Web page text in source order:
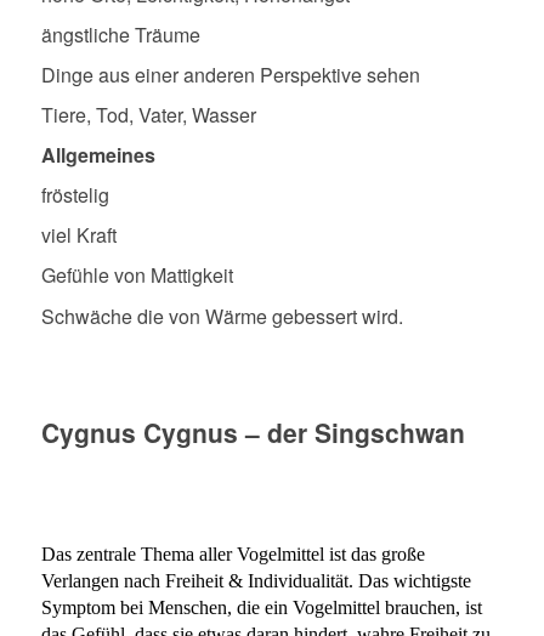
ängstliche Träume
Dinge aus einer anderen Perspektive sehen
Tiere, Tod, Vater, Wasser
Allgemeines
fröstelig
viel Kraft
Gefühle von Mattigkeit
Schwäche die von Wärme gebessert wird.
Cygnus Cygnus – der Singschwan
Das zentrale Thema aller Vogelmittel ist das große
Verlangen nach Freiheit & Individualität. Das wichtigste
Symptom bei Menschen, die ein Vogelmittel brauchen, ist